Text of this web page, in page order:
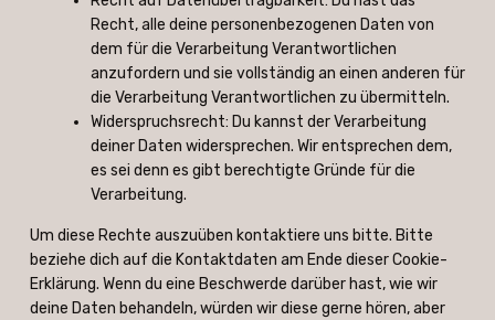
Recht, alle deine personenbezogenen Daten von
dem für die Verarbeitung Verantwortlichen
anzufordern und sie vollständig an einen anderen für
die Verarbeitung Verantwortlichen zu übermitteln.
Widerspruchsrecht: Du kannst der Verarbeitung
deiner Daten widersprechen. Wir entsprechen dem,
es sei denn es gibt berechtigte Gründe für die
Verarbeitung.
Um diese Rechte auszuüben kontaktiere uns bitte. Bitte
beziehe dich auf die Kontaktdaten am Ende dieser Cookie-
Erklärung. Wenn du eine Beschwerde darüber hast, wie wir
deine Daten behandeln, würden wir diese gerne hören, aber